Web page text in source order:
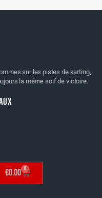
sur les pistes de karting,
la même soif de victoire.
€0.00 0